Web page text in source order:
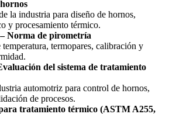
la industria para diseño de hornos,
y procesamiento térmico.
Norma de pirometría
termopares, calibración y
del sistema de tratamiento
automotriz para control de hornos,
de procesos.
tratamiento térmico (ASTM A255,